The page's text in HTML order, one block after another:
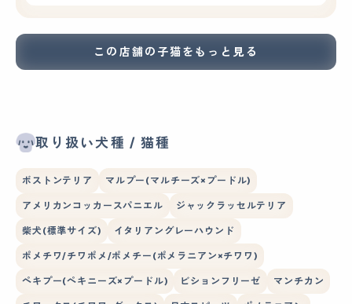
この店舗の子猫をもっと見る
取り扱い犬種 / 猫種
ボストンテリア マルプー(マルチーズ×プードル)
アメリカンコッカースパニエル ジャックラッセルテリア
柴犬(標準サイズ) イタリアングレーハウンド
ポメチワ/チワポメ/ポメチー(ポメラニアン×チワワ)
ペキプー(ペキニーズ×プードル) ビションフリーゼ マンチカン